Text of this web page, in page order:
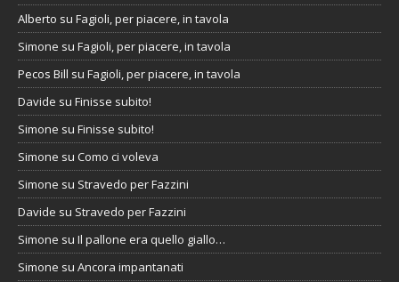
Alberto su Fagioli, per piacere, in tavola
Simone su Fagioli, per piacere, in tavola
Pecos Bill su Fagioli, per piacere, in tavola
Davide su Finisse subito!
Simone su Finisse subito!
Simone su Como ci voleva
Simone su Stravedo per Fazzini
Davide su Stravedo per Fazzini
Simone su Il pallone era quello giallo…
Simone su Ancora impantanati